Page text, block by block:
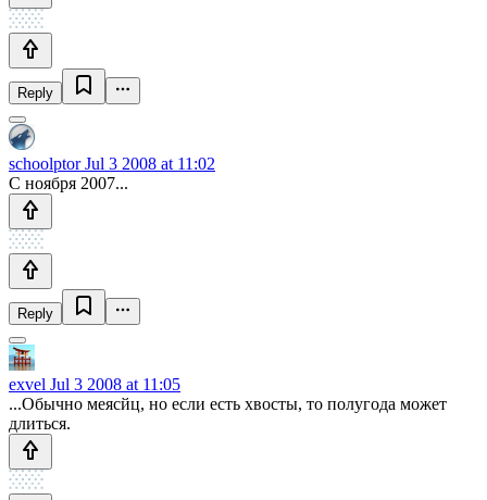
Reply
schoolptorJul 3 2008 at 11:02
C ноября 2007...
Reply
exvel Jul 3 2008 at 11:05
...Обычно меясйц, но если есть хвосты, то полугода может
длиться.